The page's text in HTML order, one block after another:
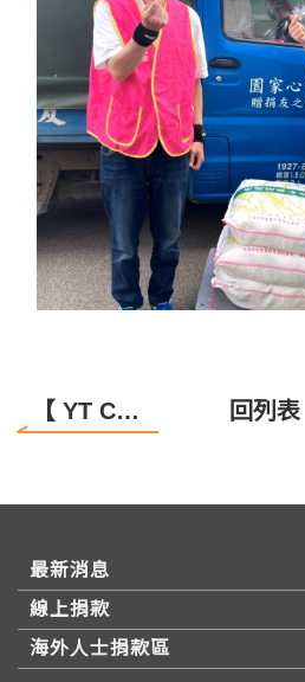
【 YT Care 】 送愛行動延續進行中 回列表
最新消息
線上捐款
海外人士捐款區